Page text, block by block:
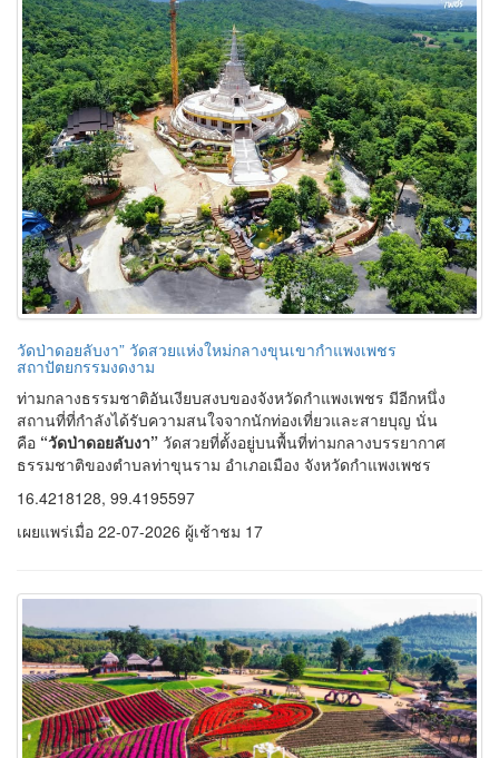
วัดป่าดอยลับงา” วัดสวยแห่งใหม่กลางขุนเขากำแพงเพชร
สถาปัตยกรรมงดงาม
ท่ามกลางธรรมชาติอันเงียบสงบของจังหวัดกำแพงเพชร มีอีกหนึ่ง
สถานที่ที่กำลังได้รับความสนใจจากนักท่องเที่ยวและสายบุญ นั่น
คือ “วัดป่าดอยลับงา” วัดสวยที่ตั้งอยู่บนพื้นที่ท่ามกลางบรรยากาศ
ธรรมชาติของตำบลท่าขุนราม อำเภอเมือง จังหวัดกำแพงเพชร
16.4218128, 99.4195597
เผยแพร่เมื่อ 22-07-2026 ผู้เช้าชม 17